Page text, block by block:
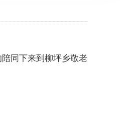
同下来到柳坪乡敬老